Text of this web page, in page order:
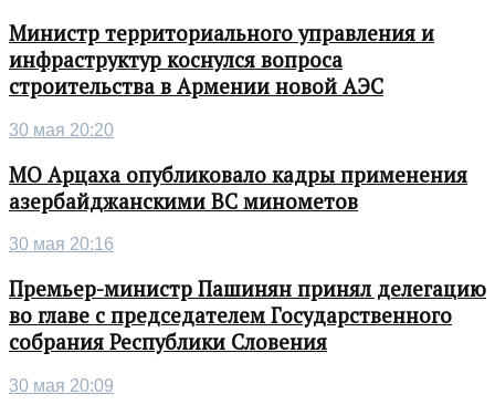
Министр территориального управления и
инфраструктур коснулся вопроса
строительства в Армении новой АЭС
30 мая 20:20
МО Арцаха опубликовало кадры применения
азербайджанскими ВС минометов
30 мая 20:16
Премьер-министр Пашинян принял делегацию
во главе с председателем Государственного
собрания Республики Словения
30 мая 20:09